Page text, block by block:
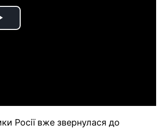
Росії вже звернулася до